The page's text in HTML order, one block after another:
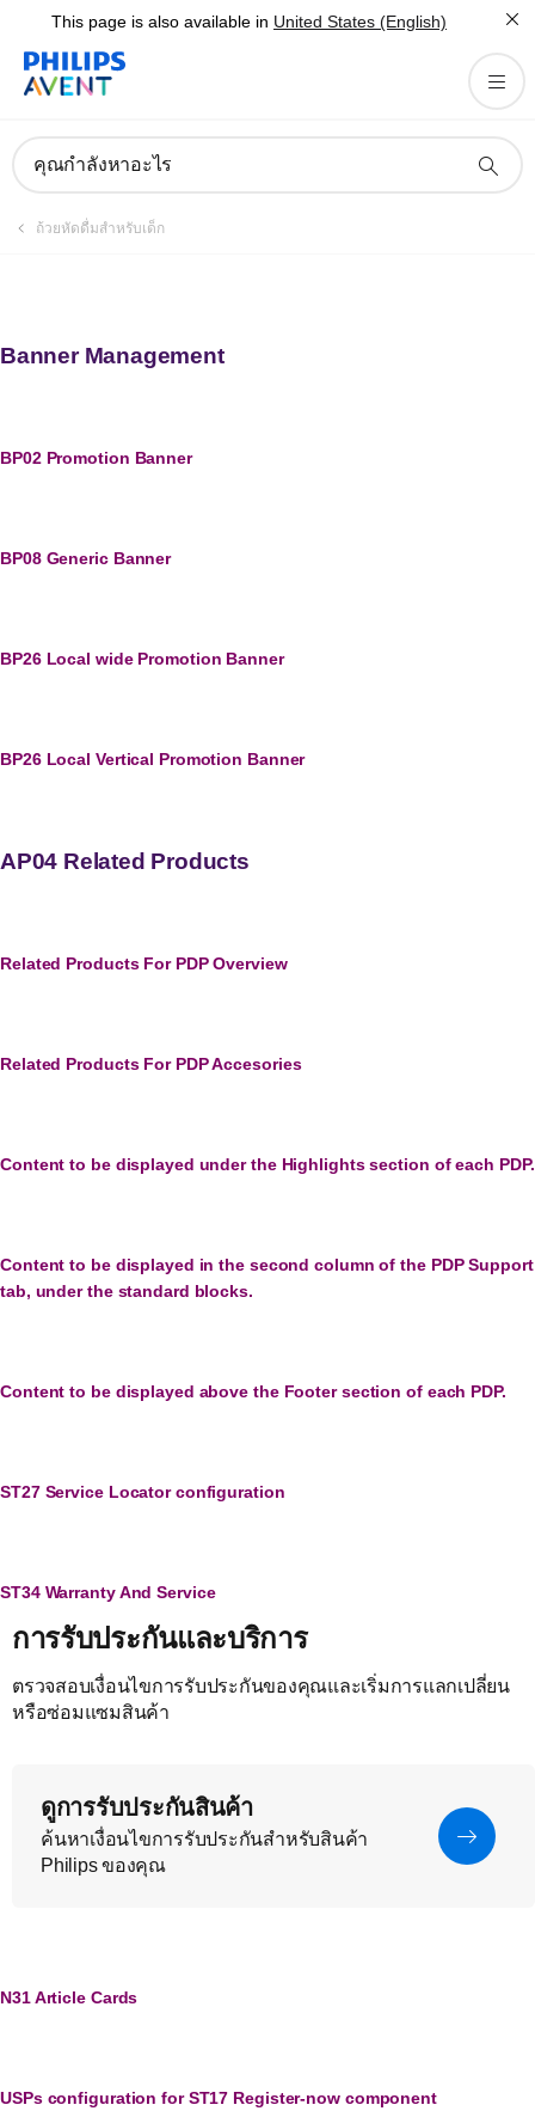
This page is also available in United States (English)
คุณกำลังหาอะไร
ถ้วยหัดดื่มสำหรับเด็ก
Banner Management
BP02 Promotion Banner
BP08 Generic Banner
BP26 Local wide Promotion Banner
BP26 Local Vertical Promotion Banner
AP04 Related Products
Related Products For PDP Overview
Related Products For PDP Accesories
Content to be displayed under the Highlights section of each PDP.
Content to be displayed in the second column of the PDP Support
tab, under the standard blocks.
Content to be displayed above the Footer section of each PDP.
ST27 Service Locator configuration
ST34 Warranty And Service
การรับประกันและบริการ
ตรวจสอบเงื่อนไขการรับประกันของคุณและเริ่มการแลกเปลี่ยน
หรือซ่อมแซมสินค้า
ดูการรับประกันสินค้า
ค้นหาเงื่อนไขการรับประกันสำหรับสินค้า
Philips ของคุณ
N31 Article Cards
USPs configuration for ST17 Register-now component